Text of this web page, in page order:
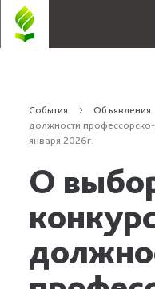
События Объявления
должности
января 2026г.
О